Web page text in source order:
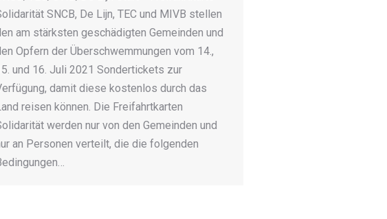
SNCB, De Lijn, TEC und MIVB stellen
am stärksten geschädigten Gemeinden und
Opfern der Überschwemmungen vom 14.,
und 16. Juli 2021 Sondertickets zur
damit diese kostenlos durch das
reisen können. Die Freifahrtkarten
werden nur von den Gemeinden und
an Personen verteilt, die die folgenden